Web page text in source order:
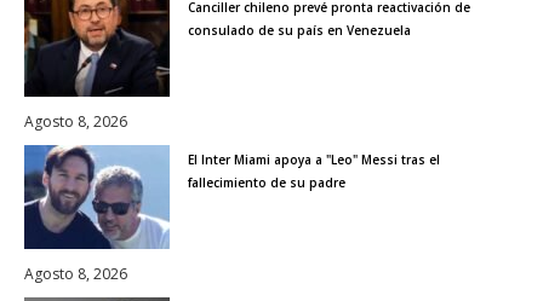
Canciller chileno prevé pronta reactivación de
consulado de su país en Venezuela
Agosto 8, 2026
El Inter Miami apoya a "Leo" Messi tras el
fallecimiento de su padre
Agosto 8, 2026